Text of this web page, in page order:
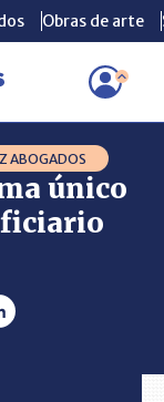
Obras de arte
único de
Obras de arte
ABOGADOS
único